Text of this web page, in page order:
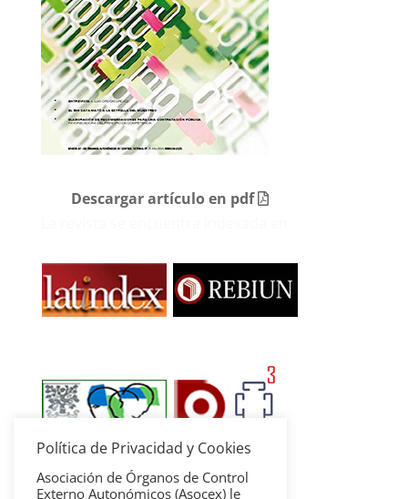
Descargar artículo en pdf
Política de Privacidad y Cookies
Asociación de Órganos de Control
Externo Autonómicos (Asocex) le